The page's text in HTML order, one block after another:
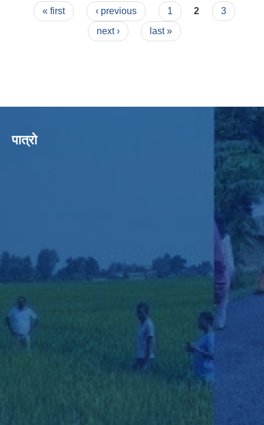
Pages
« first ‹ previous 1 2
3
next ›
last »
पात्रो